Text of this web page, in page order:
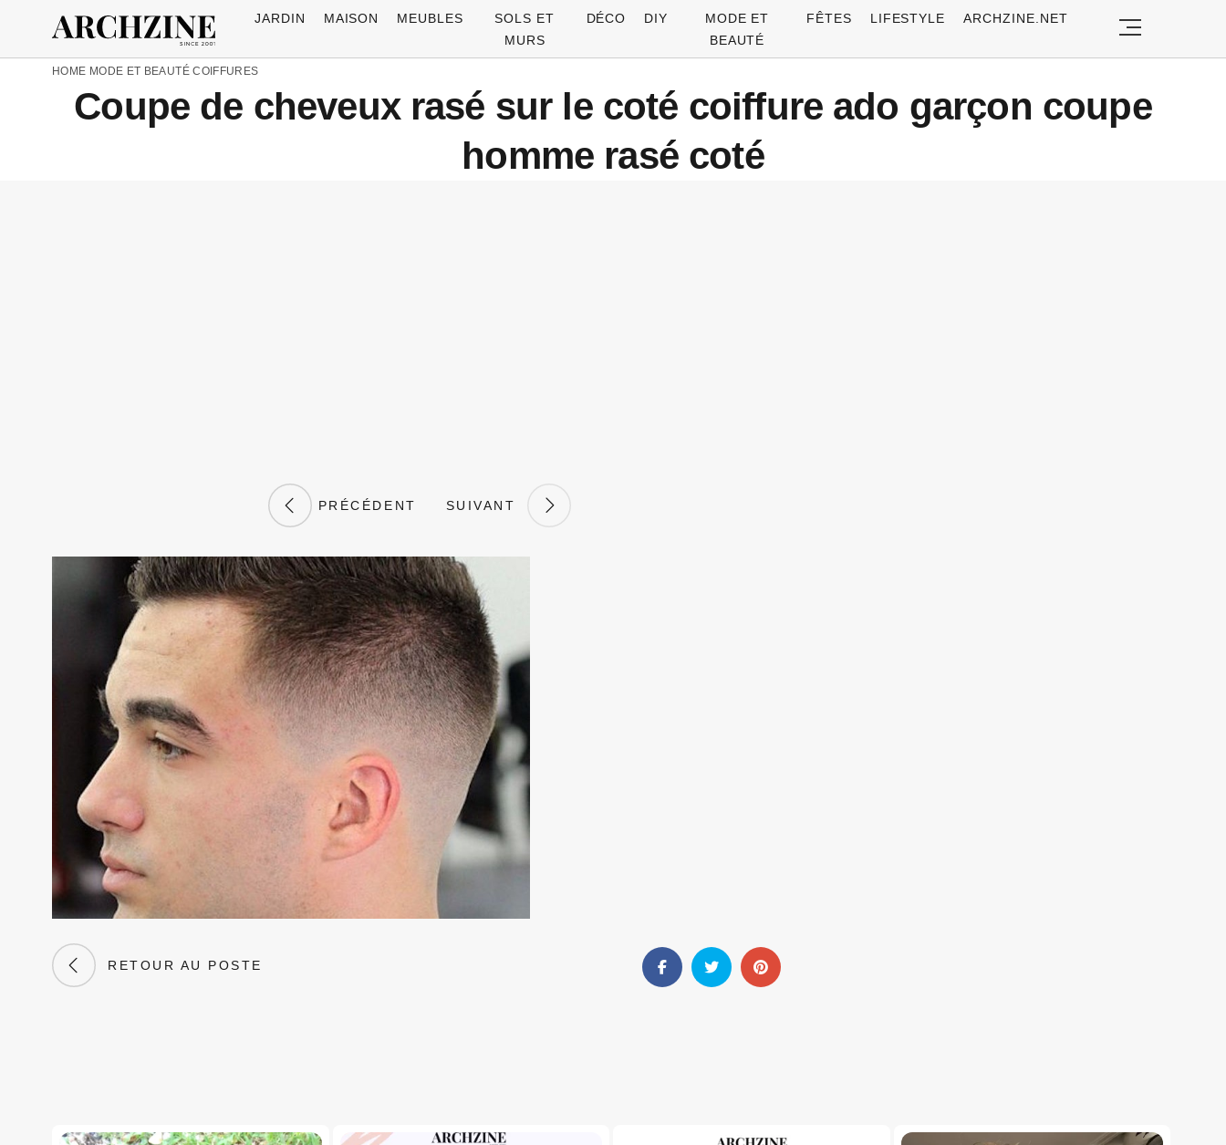
JARDIN MAISON MEUBLES
SOLS ET
MURS
DÉCO DIY
MODE ET
BEAUTÉ
FÊTES LIFESTYLE ARCHZINE.NET
HOME MODE ET BEAUTÉ COIFFURES
Coupe de cheveux rasé sur le coté coiffure ado garçon coupe
homme rasé coté
PRÉCÉDENT SUIVANT
RETOUR AU POSTE